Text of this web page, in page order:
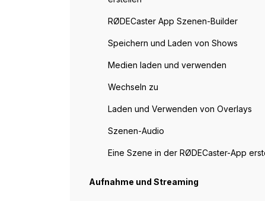
RØDECaster App Szenen-Builder
Speichern und Laden von Shows
Medien laden und verwenden
Wechseln zu
Laden und Verwenden von Overlays
Szenen-Audio
Eine Szene in der RØDECaster-App
Aufnahme und Streaming